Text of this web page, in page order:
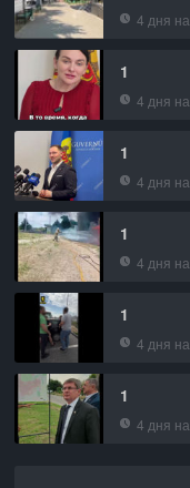
4 дня
1
4 дня
1
4 дня
1
4 дня
1
4 дня
1
4 дня